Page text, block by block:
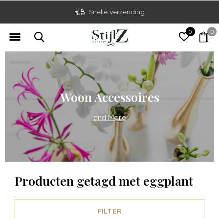
0 0
Snelle verzending
Woon Accessoires
and More
Producten getagd met eggplant
FILTER